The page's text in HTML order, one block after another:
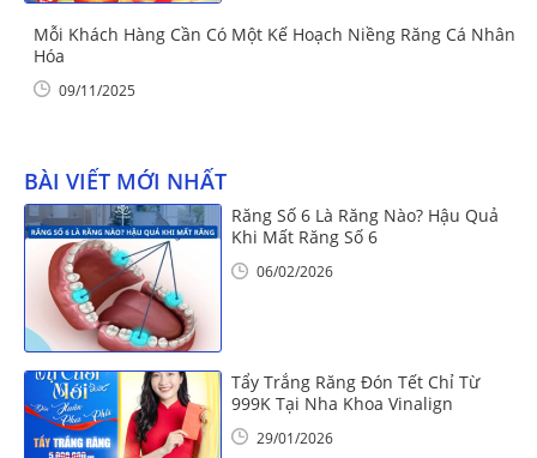
Mỗi Khách Hàng Cần Có Một Kế Hoạch Niềng Răng Cá Nhân
Hóa
09/11/2025
BÀI VIẾT MỚI NHẤT
Răng Số 6 Là Răng Nào? Hậu Quả
Khi Mất Răng Số 6
06/02/2026
Tẩy Trắng Răng Đón Tết Chỉ Từ
999K Tại Nha Khoa Vinalign
29/01/2026